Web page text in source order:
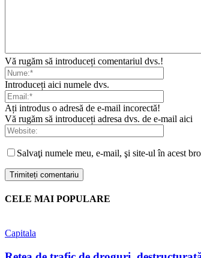
Vă rugăm să introduceți comentariul dvs.!
Introduceți aici numele dvs.
Ați introdus o adresă de e-mail incorectă!
Vă rugăm să introduceți adresa dvs. de e-mail aici
Salvaţi numele meu, e-mail, şi site-ul în acest
CELE MAI POPULARE
Capitala